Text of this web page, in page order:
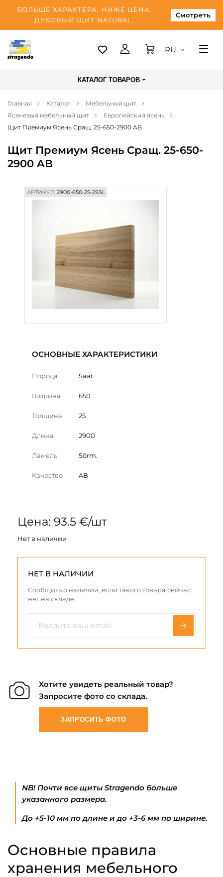
БОЛЬШЕ ХАРАКТЕРА, НИЖЕ ЦЕНА.
ДУБОВЫЙ ЩИТ NATURAL.
Смотреть
Таллинн
Оплата
О нас
Блог
Контакты
RU
КАТАЛОГ ТОВАРОВ
Главная Каталог
Мебельный щит
Ясеневый мебельный щит
Европейский ясень
Щит Премиум Ясень Сращ. 25-650-2900 AB
Щит Премиум Ясень Сращ. 25-650-
2900 AB
АРТИКУЛ:2900-650-25-2SSL
ОСНОВНЫЕ ХАРАКТЕРИСТИКИ
Порода Saar
Ширина 650
Толщина 25
Длина 2900
Ламель Sõrm.
Качество AB
Цена: 93.5 €/шт
Нет в наличии
НЕТ В НАЛИЧИИ
Сообщить о наличии, если такого товара сейчас
нет на складе.
Хотите увидеть реальный товар?
Запросите фото со склада.
ЗАПРОСИТЬ ФОТО
NB! Почти все щиты Stragendo больше
указанного размера.
До +5-10 мм по длине и до +3-6 мм по ширине.
Основные правила
хранения мебельного